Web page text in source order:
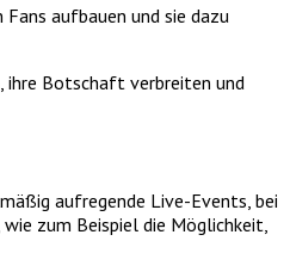
aufbauen und sie dazu
ihre Botschaft verbreiten und
aufregende Live-Events, bei
zum Beispiel die Möglichkeit,